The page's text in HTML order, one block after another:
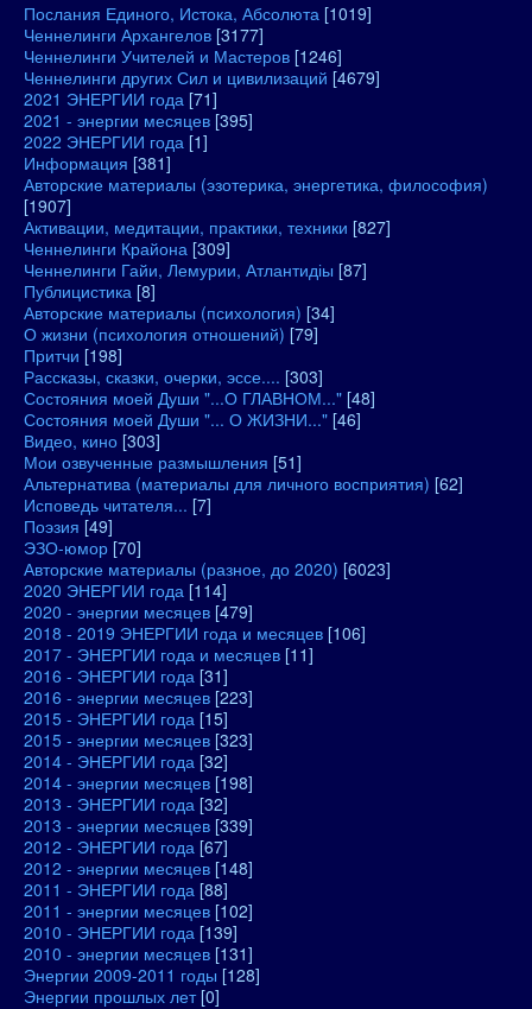
Послания Единого, Истока, Абсолюта [1019]
Ченнелинги Архангелов [3177]
Ченнелинги Учителей и Мастеров [1246]
Ченнелинги других Сил и цивилизаций [4679]
2021 ЭНЕРГИИ года [71]
2021 - энергии месяцев [395]
2022 ЭНЕРГИИ года [1]
Информация [381]
Авторские материалы (эзотерика, энергетика, философия)
[1907]
Активации, медитации, практики, техники [827]
Ченнелинги Крайона [309]
Ченнелинги Гайи, Лемурии, Атлантидіы [87]
Публицистика [8]
Авторские материалы (психология) [34]
О жизни (психология отношений) [79]
Притчи [198]
Рассказы, сказки, очерки, эссе.... [303]
Состояния моей Души "...О ГЛАВНОМ..." [48]
Состояния моей Души "... О ЖИЗНИ..." [46]
Видео, кино [303]
Мои озвученные размышления [51]
Альтернатива (материалы для личного восприятия) [62]
Исповедь читателя... [7]
Поэзия [49]
ЭЗО-юмор [70]
Авторские материалы (разное, до 2020) [6023]
2020 ЭНЕРГИИ года [114]
2020 - энергии месяцев [479]
2018 - 2019 ЭНЕРГИИ года и месяцев [106]
2017 - ЭНЕРГИИ года и месяцев [11]
2016 - ЭНЕРГИИ года [31]
2016 - энергии месяцев [223]
2015 - ЭНЕРГИИ года [15]
2015 - энергии месяцев [323]
2014 - ЭНЕРГИИ года [32]
2014 - энергии месяцев [198]
2013 - ЭНЕРГИИ года [32]
2013 - энергии месяцев [339]
2012 - ЭНЕРГИИ года [67]
2012 - энергии месяцев [148]
2011 - ЭНЕРГИИ года [88]
2011 - энергии месяцев [102]
2010 - ЭНЕРГИИ года [139]
2010 - энергии месяцев [131]
Энергии 2009-2011 годы [128]
Энергии прошлых лет [0]